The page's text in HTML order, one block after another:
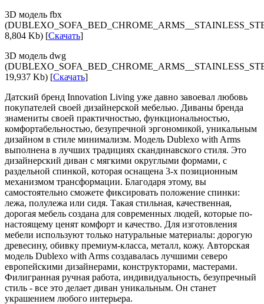
3D модель fbx
8,804 Kb) [Скачать]
3D модель dwg
19,937 Kb) [Скачать]
Датский бренд Innovation Living уже давно завоевал любовь
покупателей своей дизайнерской мебелью. Диваны бренда
знамениты своей практичностью, функциональностью,
комфортабельностью, безупречной эргономикой, уникальным
дизайном в стиле минимализм. Модель Dublexo with Arms
выполнена в лучших традициях скандинавского стиля. Это
дизайнерский диван с мягкими округлыми формами, с
раздельной спинкой, которая оснащена 3-х позиционным
механизмом трансформации. Благодаря этому, вы
самостоятельно сможете фиксировать положение спинки:
лежа, полулежа или сидя. Такая стильная, качественная,
дорогая мебель создана для современных людей, которые по-
настоящему ценят комфорт и качество. Для изготовления
мебели используют только натуральные материалы: дорогую
древесину, обивку премиум-класса, металл, кожу. Авторская
модель Dublexo with Arms создавалась лучшими северо
европейскими дизайнерами, конструкторами, мастерами.
Филигранная ручная работа, индивидуальность, безупречный
стиль - все это делает диван уникальным. Он станет
украшением любого интерьера.